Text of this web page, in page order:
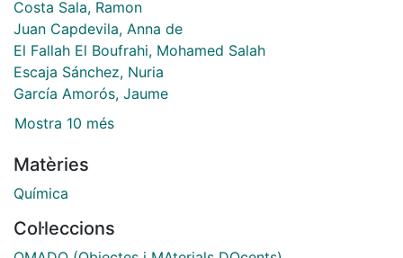
Costa Sala, Ramon
Juan Capdevila, Anna de
El Fallah El Boufrahi, Mohamed Salah
Escaja Sánchez, Nuria
García Amorós, Jaume
Mostra 10 més
Matèries
Química
Col·leccions